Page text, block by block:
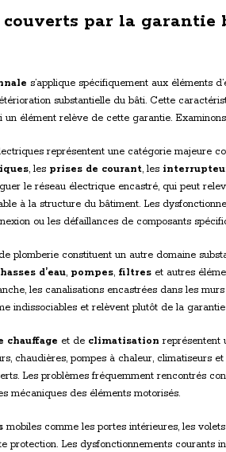
couverts par la garantie
s’applique spécifiquement aux éléments
substantielle du bâti. Cette
un élément relève de cette garantie.
représentent une catégorie majeure
, les prises de courant, les
le réseau électrique encastré, qui peut
à la structure du bâtiment. Les
ou les défaillances de composants
plomberie constituent un autre domaine
d’eau, pompes, filtres et autres
les canalisations encastrées dans les
indissociables et relèvent plutôt de la
chauffage et de climatisation représentent
chaudières, pompes à chaleur, climatiseurs
Les problèmes fréquemment rencontrés
mécaniques des éléments motorisés.
mobiles comme les portes intérieures, les
protection. Les dysfonctionnements courants